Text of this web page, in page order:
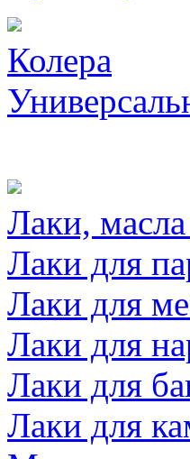
Колера
Лаки,
Лаки для
Лаки для
Лаки для
Лаки для
Лаки для